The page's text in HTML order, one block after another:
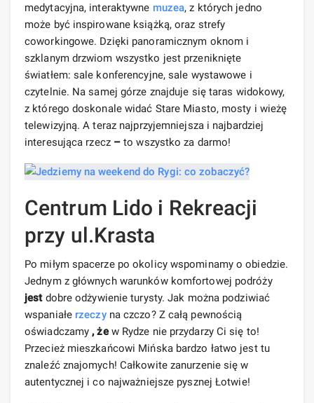
medytacyjna, interaktywne muzea, z których jedno
może być inspirowane książką, oraz strefy
coworkingowe. Dzięki panoramicznym oknom i
szklanym drzwiom wszystko jest przeniknięte
światłem: sale konferencyjne, sale wystawowe i
czytelnie. Na samej górze znajduje się taras widokowy,
z którego doskonale widać Stare Miasto, mosty i wieżę
telewizyjną. A teraz najprzyjemniejsza i najbardziej
interesująca rzecz – to wszystko za darmo!
Centrum Lido i Rekreacji
przy ul.Krasta
Po miłym spacerze po okolicy wspominamy o obiedzie.
Jednym z głównych warunków komfortowej podróży
jestdobre odżywienie turysty. Jak można podziwiać
wspaniałe rzeczyna czczo? Z całą pewnością
oświadczamy , żew Rydze nie przydarzy Ci się to!
Przecież mieszkańcowi Mińska bardzo łatwo jest tu
znaleźć znajomych! Całkowite zanurzenie się w
autentycznej i co najważniejsze pysznej Łotwie!